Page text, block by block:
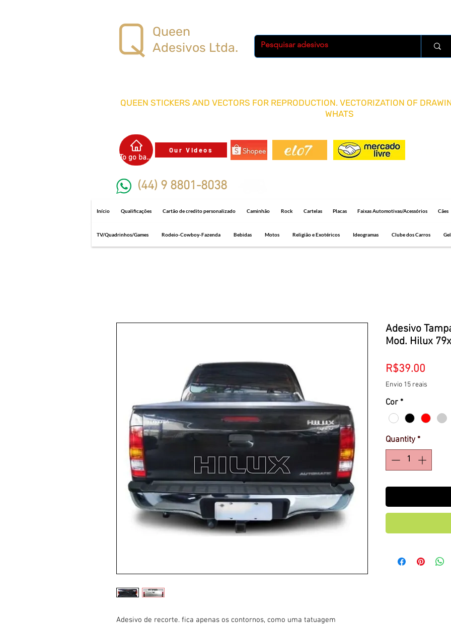
Queen
Adesivos Ltda.
QUEEN STICKERS AND VECTORS FOR REPRODUCTION. VECTORIZATION OF
WHATS
To go back
Our Videos
(44) 9 8801-8038
Início Qualificações Cartão de credito personalizado Caminhão Rock Cartelas Placas Faixas Automotivas/Acessórios Cães
TV/Quadrinhos/Games Rodeio-Cowboy-Fazenda Bebidas Motos Religião e Exotéricos Ideogramas Clube dos Carros
Adesivo de recorte. fica apenas os contornos, como uma tatuagem
Adesivo
Mod. Hilux
R$39.00
Envio 15 reais
Cor *
Quantity *